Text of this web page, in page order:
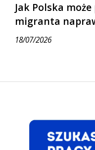
Jak Polska
migranta
18/07/2026